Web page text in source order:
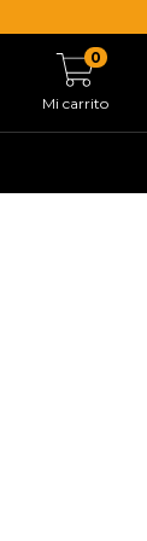
Mi carrito
0